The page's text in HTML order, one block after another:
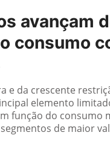
avançam
consumo
e da crescente
elemento
função do consumo
de maior